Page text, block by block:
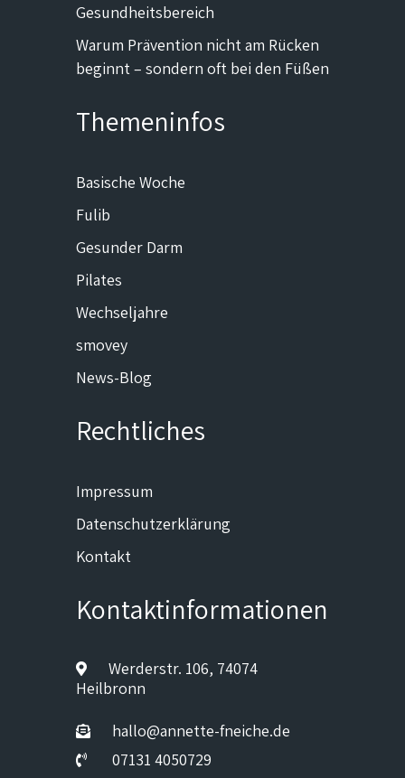
Gesundheitsbereich
Warum Prävention nicht am Rücken
beginnt – sondern oft bei den Füßen
Themeninfos
Basische Woche
Fulib
Gesunder Darm
Pilates
Wechseljahre
smovey
News-Blog
Rechtliches
Impressum
Datenschutzerklärung
Kontakt
Kontaktinformationen
Werderstr. 106, 74074
Heilbronn
hallo@annette-fneiche.de
07131 4050729